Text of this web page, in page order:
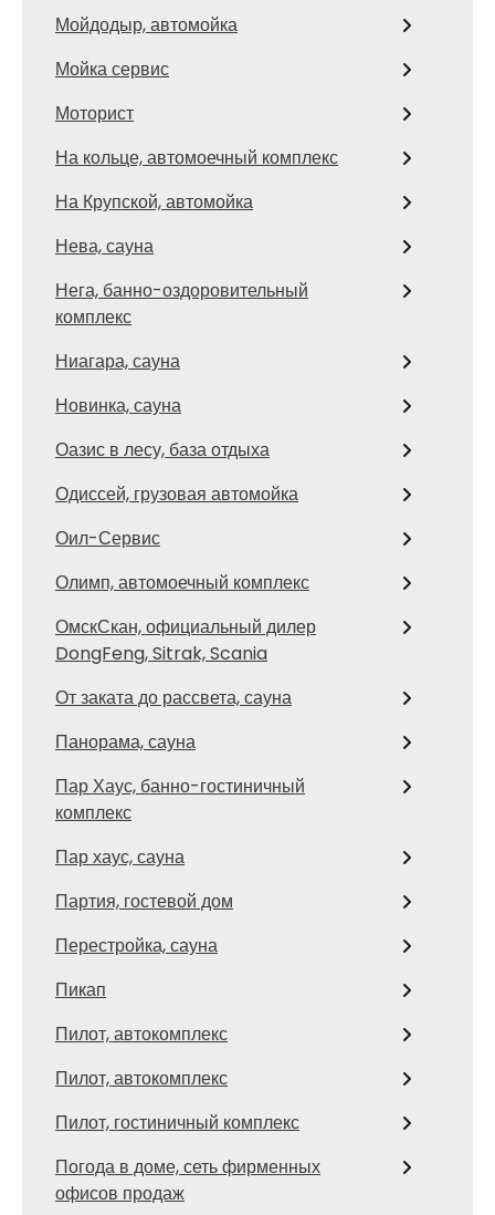
Мойдодыр, автомойка
Мойка сервис
Моторист
На кольце, автомоечный комплекс
На Крупской, автомойка
Нева, сауна
Нега, банно-оздоровительный
комплекс
Ниагара, сауна
Новинка, сауна
Оазис в лесу, база отдыха
Одиссей, грузовая автомойка
Оил-Сервис
Олимп, автомоечный комплекс
ОмскСкан, официальный дилер
DongFeng, Sitrak, Scania
От заката до рассвета, сауна
Панорама, сауна
Пар Хаус, банно-гостиничный
комплекс
Пар хаус, сауна
Партия, гостевой дом
Перестройка, сауна
Пикап
Пилот, автокомплекс
Пилот, автокомплекс
Пилот, гостиничный комплекс
Погода в доме, сеть фирменных
офисов продаж